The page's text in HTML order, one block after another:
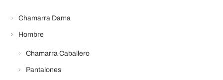
Chamarra Dama
Hombre
Chamarra Caballero
Pantalones